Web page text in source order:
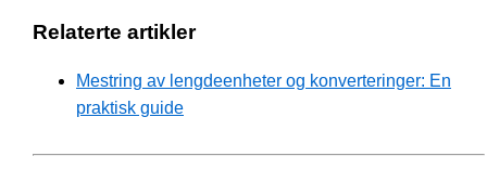
Relaterte artikler
Mestring av lengdeenheter og konverteringer: En
praktisk guide